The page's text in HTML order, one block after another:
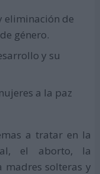
eliminación de
género.
y su
a la paz
a tratar en la
el aborto, la
madres solteras y